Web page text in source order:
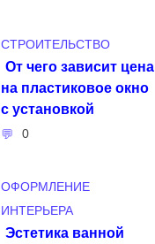
СТРОИТЕЛЬСТВО
От чего зависит цена
на пластиковое окно
с установкой
0
ОФОРМЛЕНИЕ
ИНТЕРЬЕРА
Эстетика ванной